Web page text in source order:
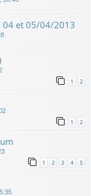
04 et 05/04/2013
1 2
1 2
1 2 3 4 5